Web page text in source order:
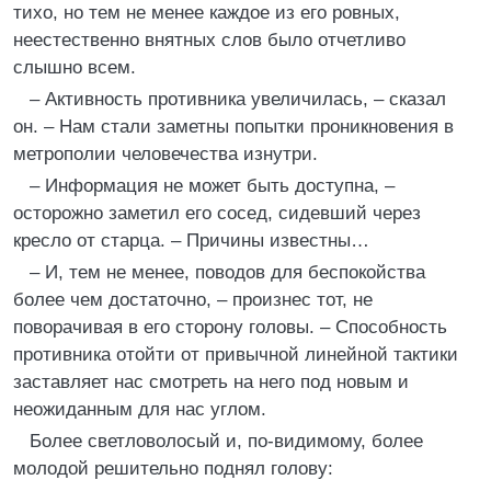
тихо, но тем не менее каждое из его ровных,
неестественно внятных слов было отчетливо
слышно всем.
– Активность противника увеличилась, – сказал
он. – Нам стали заметны попытки проникновения в
метрополии человечества изнутри.
– Информация не может быть доступна, –
осторожно заметил его сосед, сидевший через
кресло от старца. – Причины известны…
– И, тем не менее, поводов для беспокойства
более чем достаточно, – произнес тот, не
поворачивая в его сторону головы. – Способность
противника отойти от привычной линейной тактики
заставляет нас смотреть на него под новым и
неожиданным для нас углом.
Более светловолосый и, по-видимому, более
молодой решительно поднял голову: